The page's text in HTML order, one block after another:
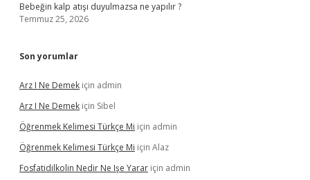
Bebeğin kalp atışı duyulmazsa ne yapılır ?
Temmuz 25, 2026
Son yorumlar
Arz I Ne Demek için admin
Arz I Ne Demek için Sibel
Öğrenmek Kelimesi Türkçe Mi için admin
Öğrenmek Kelimesi Türkçe Mi için Alaz
Fosfatidilkolin Nedir Ne Işe Yarar için admin